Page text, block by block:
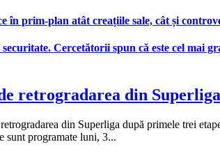
prim-plan atât creațiile sale, cât și
Cercetătorii spun că este cel mai
retrogradarea din Superliga
din Superliga după primele trei
sunt programate luni, 3...